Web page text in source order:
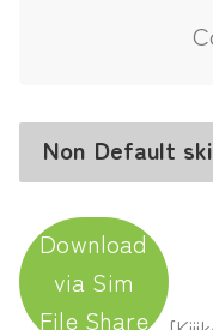
Non Default
Download
via Sim
File Share